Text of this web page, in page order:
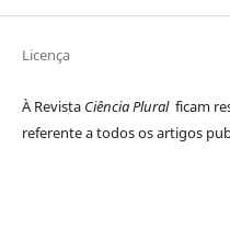
Licença
À Revista Ciência Plural ficam
referente a todos os artigos